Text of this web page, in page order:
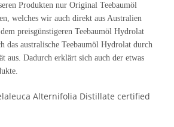
Produkten nur Original Teebaumöl
welches wir auch direkt aus Australien
preisgünstigeren Teebaumöl Hydrolat
das australische Teebaumöl Hydrolat durch
aus. Dadurch erklärt sich auch der etwas
Alternifolia Distillate certified